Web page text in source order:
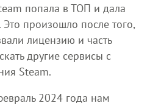
попала в ТОП и дала
произошло после того,
лицензию и часть
другие сервисы с
Steam.
2024 года нам